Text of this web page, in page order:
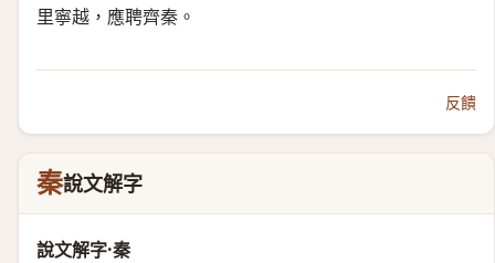
里寧越，應聘齊秦。
反饋
秦說文解字
說文解字·秦